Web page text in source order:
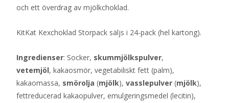
och ett överdrag av mjölkchoklad.
KitKat Kexchoklad Storpack säljs i 24-pack (hel kartong).
Ingredienser: Socker, skummjölkspulver,
vetemjöl, kakaosmör, vegetabiliskt fett (palm),
kakaomassa, smörolja (mjölk), vasslepulver (mjölk),
fettreducerad kakaopulver, emulgeringsmedel (lecitin),